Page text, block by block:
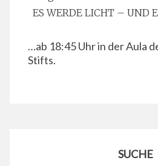
ES WERDE LICHT – UND
…ab 18:45 Uhr in der Aula
Stifts.
SUCHE